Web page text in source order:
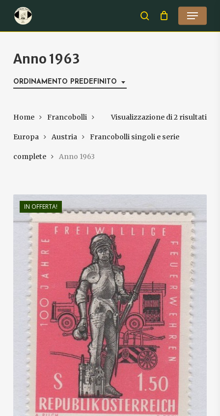
main
search
Menu
Anno 1963
ORDINAMENTO PREDEFINITO
Visualizzazione di 2 risultati
Home Francobolli
Europa Austria Francobolli singoli e serie
complete Anno 1963
IN OFFERTA!
€1,00
€0,60
Close